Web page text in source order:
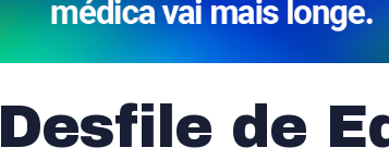
Desfile de